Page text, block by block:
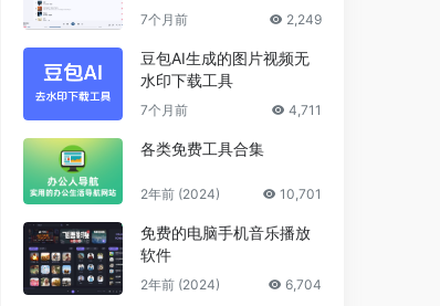
ndows平台
7个月前 2,249
豆包AI生成的图片视频无
水印下载工具
7个月前 4,711
各类免费工具合集
2年前 (2024) 10,701
免费的电脑手机音乐播放
软件
2年前 (2024) 6,704